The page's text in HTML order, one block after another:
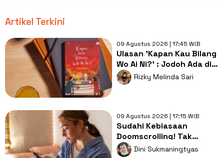
Artikel Terkini
09 Agustus 2026 | 17:45 WIB
Ulasan 'Kapan Kau Bilang
Wo Ai Ni?' : Jodoh Ada di
Tangan Ibu dan Camer
Rizky Melinda Sari
09 Agustus 2026 | 17:15 WIB
Sudahi Kebiasaan
Doomscrolling! Tak
Semua Hal di Internet
Dini Sukmaningtyas